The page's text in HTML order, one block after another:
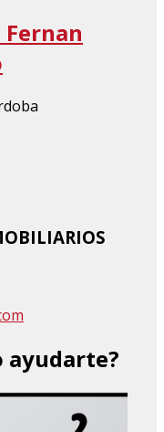
ayudarte?